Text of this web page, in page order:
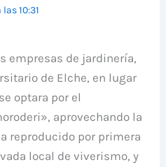
10:31
empresas de jardinería,
de Elche, en lugar
optara por el
aprovechando la
reproducido por primera
local de viverismo, y